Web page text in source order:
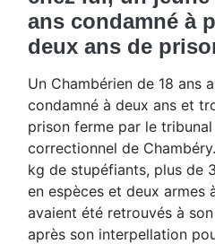
ans condamné à
deux ans de
Un Chambérien de 18 ans
condamné à deux ans et
prison ferme par le tribunal
correctionnel de
kg de stupéfiants, plus de
en espèces et deux armes
avaient été retrouvés à
après son interpellation